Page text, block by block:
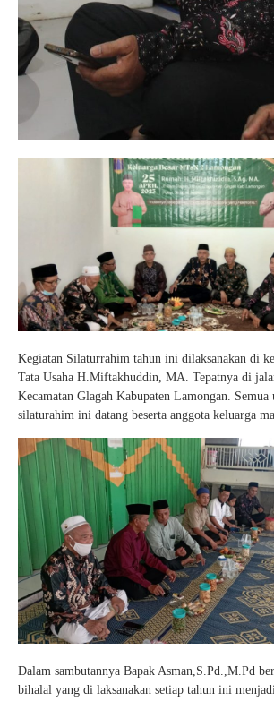
Kegiatan Silaturrahim tahun ini dilaksanakan di
Tata Usaha H.Miftakhuddin, MA. Tepatnya di
Kecamatan Glagah Kabupaten Lamongan. Semua
silaturahim ini datang beserta anggota keluarga
Dalam sambutannya Bapak Asman,S.Pd.,M.Pd
bihalal yang di laksanakan setiap tahun ini